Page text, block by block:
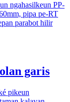
ngahasilkeun PP-
pipa pe-RT
parabot hilir
garis
pikeun